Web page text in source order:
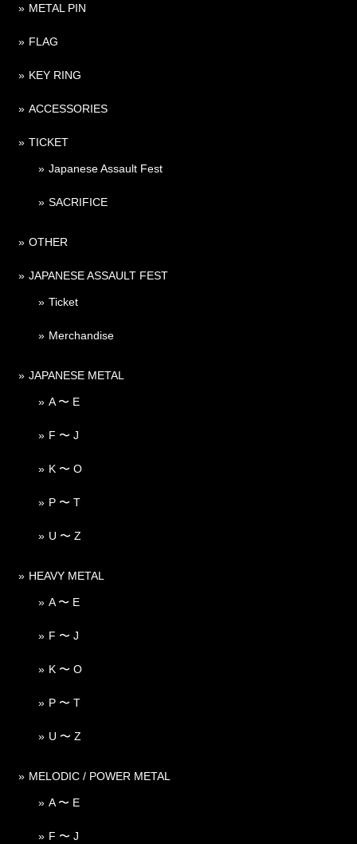
METAL PIN
FLAG
KEY RING
ACCESSORIES
TICKET
Japanese Assault Fest
SACRIFICE
OTHER
JAPANESE ASSAULT FEST
Ticket
Merchandise
JAPANESE METAL
A 〜 E
F 〜 J
K 〜 O
P 〜 T
U 〜 Z
HEAVY METAL
A 〜 E
F 〜 J
K 〜 O
P 〜 T
U 〜 Z
MELODIC / POWER METAL
A 〜 E
F 〜 J